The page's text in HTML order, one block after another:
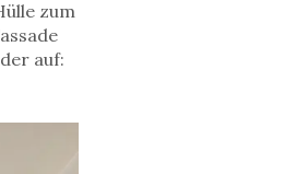
zum
auf: